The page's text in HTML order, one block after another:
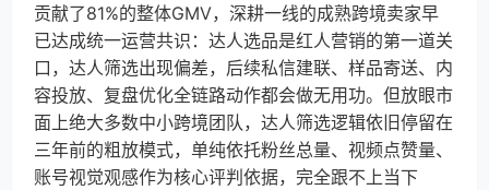
贡献了81%的整体GMV，深耕一线的成熟跨境卖家早
已达成统一运营共识：达人选品是红人营销的第一道关
口，达人筛选出现偏差，后续私信建联、样品寄送、内
容投放、复盘优化全链路动作都会做无用功。但放眼市
面上绝大多数中小跨境团队，达人筛选逻辑依旧停留在
三年前的粗放模式，单纯依托粉丝总量、视频点赞量、
账号视觉观感作为核心评判依据，完全跟不上当下